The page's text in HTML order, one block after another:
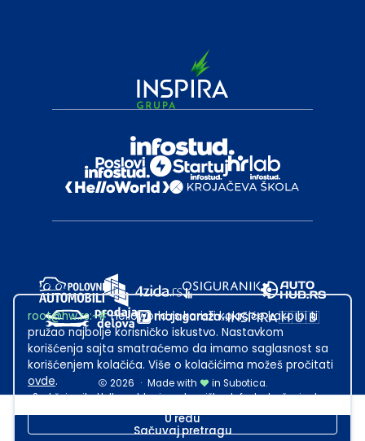
Sačuvaj pretragu
2026 · Made with
in Subotica.
Sadržaj sajta Helloworld.rs je u vlasništvu Infostud rešenja d.o.o.
This site is protected by reCAPTCHA and the GooglePrivacy Policyand
root@hw.rs:~#Helloworld.rs koristi kolačiće kako bi ti
pružao najbolje korisničko iskustvo. Nastavkom
korišćenja sajta smatraćemo da imamo saglasnost sa
korišćenjem kolačića. Više o kolačićima možeš pročitati
ovde.
U redu